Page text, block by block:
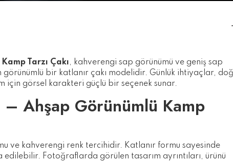
Tarzı Çakı, kahverengi sap görünümü ve geniş sap
görünümlü bir katlanır çakı modelidir. Günlük ihtiyaçlar,
için görsel karakteri güçlü bir seçenek sunar.
Ahşap Görünümlü Kamp
ve kahverengi renk tercihidir. Katlanır formu sayesinde
Fotoğraflarda görülen tasarım ayrıntıları, ürünü